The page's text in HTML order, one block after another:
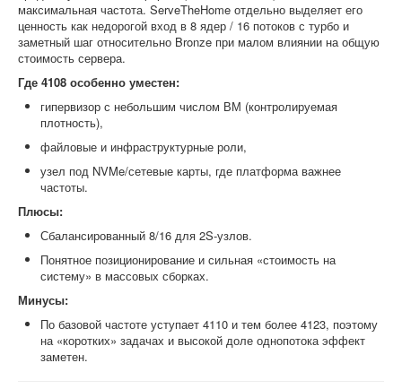
максимальная частота. ServeTheHome отдельно выделяет его
ценность как недорогой вход в 8 ядер / 16 потоков с турбо и
заметный шаг относительно Bronze при малом влиянии на общую
стоимость сервера.
Где 4108 особенно уместен:
гипервизор с небольшим числом ВМ (контролируемая
плотность),
файловые и инфраструктурные роли,
узел под NVMe/сетевые карты, где платформа важнее
частоты.
Плюсы:
Сбалансированный 8/16 для 2S-узлов.
Понятное позиционирование и сильная «стоимость на
систему» в массовых сборках.
Минусы:
По базовой частоте уступает 4110 и тем более 4123, поэтому
на «коротких» задачах и высокой доле однопотока эффект
заметен.